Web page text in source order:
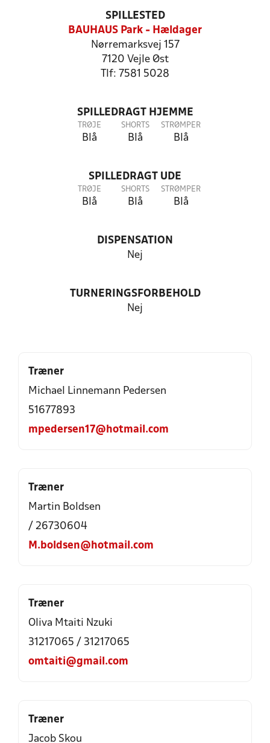
SPILLESTED
BAUHAUS Park - Hældager
Nørremarksvej 157
7120 Vejle Øst
Tlf: 7581 5028
SPILLEDRAGT HJEMME
TRØJE
Blå
SHORTS
Blå
STRØMPER
Blå
SPILLEDRAGT UDE
TRØJE
Blå
SHORTS
Blå
STRØMPER
Blå
DISPENSATION
Nej
TURNERINGSFORBEHOLD
Nej
Træner
Michael Linnemann Pedersen
51677893
mpedersen17@hotmail.com
Træner
Martin Boldsen
/ 26730604
M.boldsen@hotmail.com
Træner
Oliva Mtaiti Nzuki
31217065 / 31217065
omtaiti@gmail.com
Træner
Jacob Skou